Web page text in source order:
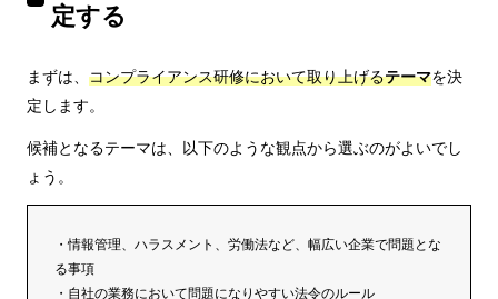
定する
まずは、 コンプライアンス研修において取り上げるテーマを決
定します。
候補となるテーマは、以下のような観点から選ぶのがよいでし
ょう。
・情報管理、ハラスメント、労働法など、幅広い企業で問題とな
る事項
・自社の業務において問題になりやすい法令のルール